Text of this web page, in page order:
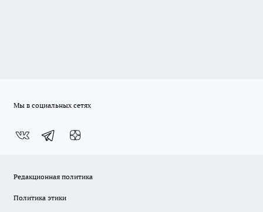
Мы в социальных сетях
Редакционная политика
Политика этики